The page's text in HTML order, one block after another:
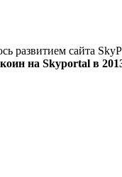
развитием сайта
на Skyportal в